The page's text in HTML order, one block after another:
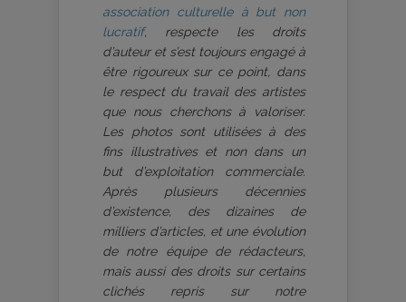
association culturelle à but non
lucratif, respecte les droits
d’auteur et s’est toujours engagé à
être rigoureux sur ce point, dans
le respect du travail des artistes
que nous cherchons à valoriser.
Les photos sont utilisées à des
fins illustratives et non dans un
but d’exploitation commerciale.
Après plusieurs décennies
d’existence, des dizaines de
milliers d’articles, et une évolution
de notre équipe de rédacteurs,
mais aussi des droits sur certains
clichés repris sur notre